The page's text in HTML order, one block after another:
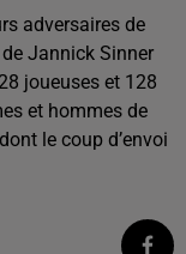
adversaires de
Jannick Sinner
joueuses et 128
et hommes de
le coup d’envoi